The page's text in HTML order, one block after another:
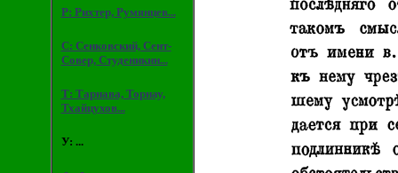
Р: Рихтер, Румянцев...
С: Сенковский, Сент-
Совер, Студеникин...
Т: Тарнава, Торнау,
Тхайцухов...
У: ...